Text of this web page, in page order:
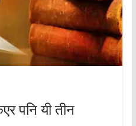
पनि यी तीन